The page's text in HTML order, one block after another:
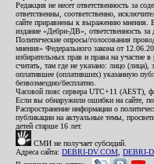
Редакция не несет ответственность за
ответственны, соответственно,
сайте приравнены к выражению мнения.
издание «Дебри-ДВ», ответственность за
Политические опросы/голосования
мнения» Федерального закона от
избирательных прав и права на участие
считать, там где не указано: лицо (лица),
оплатившее (оплативших) указанную
безвозмездно/бесплатно.
Часовой пояс сервера UTC+11 (AEST),
Если вы обнаружили ошибки на сайте,
Распространение информации о
публикации на актуальные темы,
детей старше 16 лет.
СМИ не получает субсидий.
Адреса сайта: DEBRI-DV.COM DEBRI-